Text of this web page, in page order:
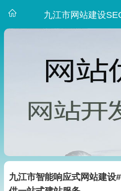
九江市网站建设
九江市智能响应式网站建设